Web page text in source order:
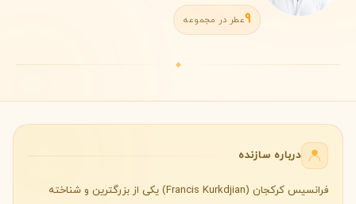
9عطر در مجموعه
◆
درباره سازنده
فرانسیس کرکجان (Francis Kurkdjian) یکی از بزرگترین و شناخته